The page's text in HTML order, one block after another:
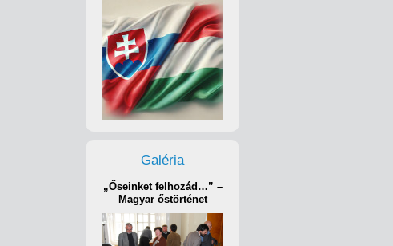
Galéria
„Őseinket felhozád…” –
Magyar őstörténet